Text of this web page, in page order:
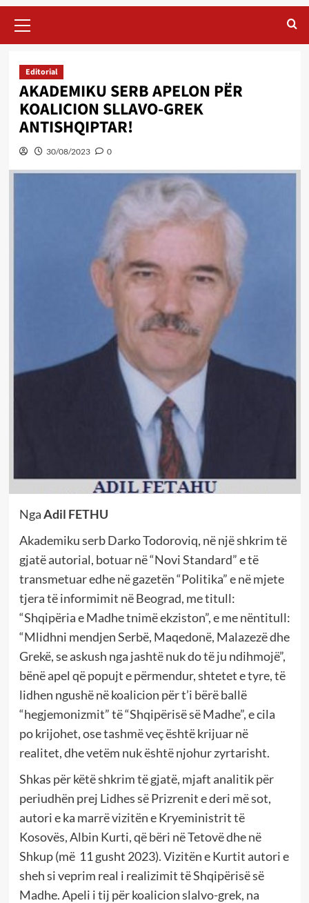
Menu
Editorial
AKADEMIKU SERB APELON PËR
KOALICION SLLAVO-GREK
ANTISHQIPTAR!
30/08/2023 0
NgaAdil FETHU
Akademiku serb Darko Todoroviq, në një shkrim të
gjatë autorial, botuar në “Novi Standard” e të
transmetuar edhe në gazetën “Politika” e në mjete
tjera të informimit në Beograd, me titull:
“Shqipëria e Madhe tnimë ekziston”, e me nëntitull:
“Mlidhni mendjen Serbë, Maqedonë, Malazezë dhe
Grekë, se askush nga jashtë nuk do të ju ndihmojë”,
bënë apel që popujt e përmendur, shtetet e tyre, të
lidhen ngushë në koalicion për t’i bërë ballë
“hegjemonizmit” të “Shqipërisë së Madhe”, e cila
po krijohet, ose tashmë veç është krijuar në
realitet, dhe vetëm nuk është njohur zyrtarisht.
Shkas për këtë shkrim të gjatë, mjaft analitik për
periudhën prej Lidhes së Prizrenit e deri më sot,
autori e ka marrë vizitën e Kryeministrit të
Kosovës, Albin Kurti, që bëri në Tetovë dhe në
Shkup (më 11 gusht 2023). Vizitën e Kurtit autori e
sheh si veprim real i realizimit të Shqipërisë së
Madhe. Apeli i tij për koalicion slalvo-grek, na